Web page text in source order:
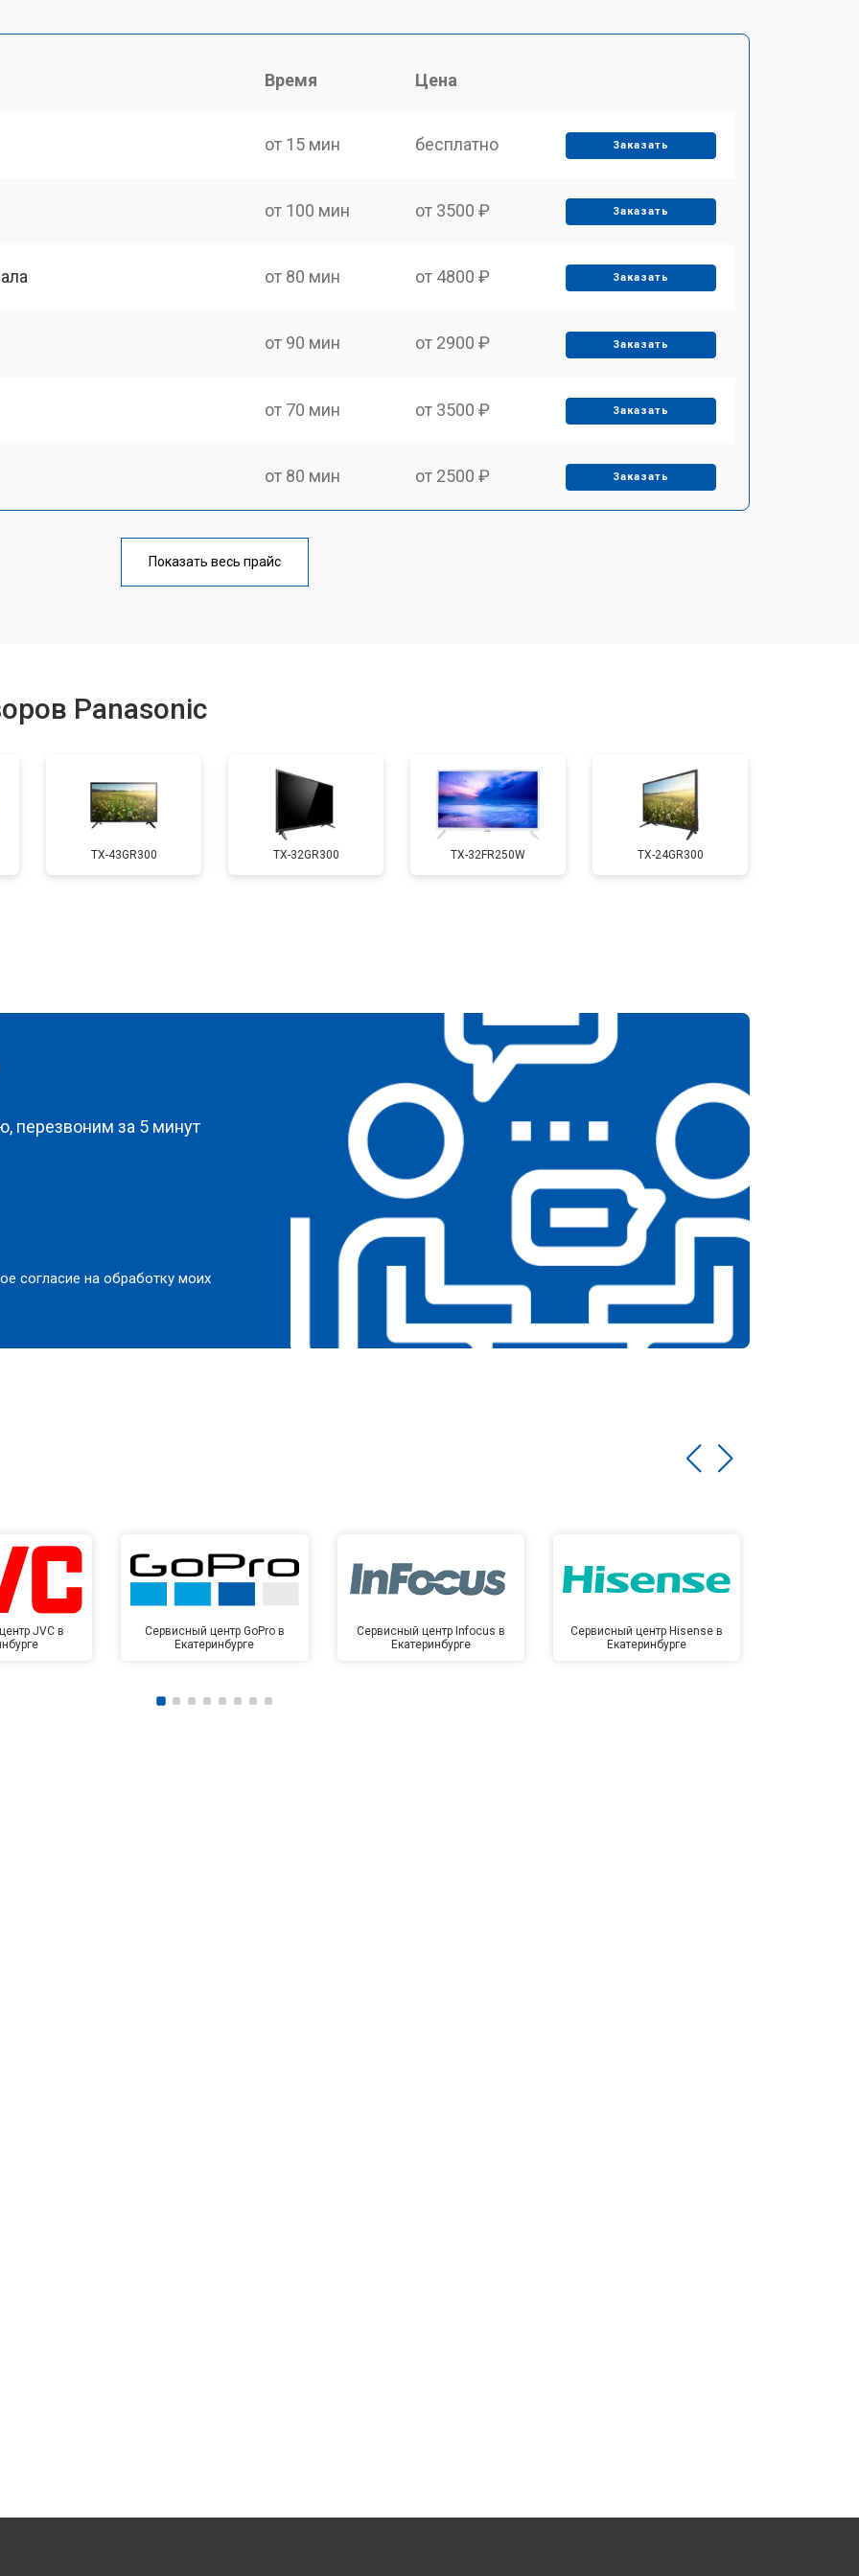
Время Цена
от 15 мин бесплатно Заказать
от 100 мин от 3500 ₽ Заказать
от 80 мин от 4800 ₽ Заказать
от 90 мин от 2900 ₽ Заказать
от 70 мин от 3500 ₽ Заказать
от 80 мин от 2500 ₽ Заказать
от 60 мин
от 60 мин от 2600 ₽ Заказать
от 100 мин от 3500 ₽ Заказать
от 3900 ₽ Заказать
Заказать
Показать весь прайс
Panasonic
TX-43GR300 TX-32GR300 TX-32FR250W TX-24GR300
перезвоним за 5 минут
согласие на обработку моих
JVC в
Сервисный центр GoPro в
Екатеринбурге
Сервисный центр Infocus в
Екатеринбурге
Сервисный центр Hisense в
Екатеринбурге